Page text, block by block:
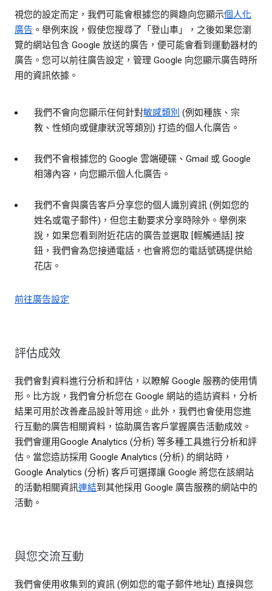
視您的設定而定，我們可能會根據您的興趣向您顯示個人化
廣告 。舉例來說，假使您搜尋了「登山車」，之後如果您瀏
覽的網站包含 Google 放送的廣告，便可能會看到運動器材的
廣告。您可以前往廣告設定，管理 Google 向您顯示廣告時所
用的資訊依據。
我們不會向您顯示任何針對敏感類別 (例如種族、宗
教、性傾向或健康狀況等類別) 打造的個人化廣告。
我們不會根據您的 Google 雲端硬碟、Gmail 或 Google
相簿內容，向您顯示個人化廣告。
我們不會與廣告客戶分享您的個人識別資訊 (例如您的
姓名或電子郵件)，但您主動要求分享時除外。舉例來
說，如果您看到附近花店的廣告並選取 [輕觸通話] 按
鈕，我們會為您接通電話，也會將您的電話號碼提供給
花店。
前往廣告設定
評估成效
我們會對資料進行分析和評估，以瞭解 Google 服務的使用情
形。比方說，我們會分析您在 Google 網站的造訪資料，分析
結果可用於改善產品設計等用途。此外，我們也會使用您進
行互動的廣告相關資料，協助廣告客戶掌握廣告活動成效。
我們會運用Google Analytics (分析) 等多種工具進行分析和評
估。當您造訪採用 Google Analytics (分析) 的網站時，
Google Analytics (分析) 客戶可選擇讓 Google 將您在該網站
的活動相關資訊連結到其他採用 Google 廣告服務的網站中的
活動。
與您交流互動
我們會使用收集到的資訊 (例如您的電子郵件地址) 直接與您